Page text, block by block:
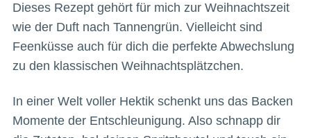
Dieses Rezept gehört für mich zur Weihnachtszeit
wie der Duft nach Tannengrün. Vielleicht sind
Feenküsse auch für dich die perfekte Abwechslung
zu den klassischen Weihnachtsplätzchen.
In einer Welt voller Hektik schenkt uns das Backen
Momente der Entschleunigung. Also schnapp dir